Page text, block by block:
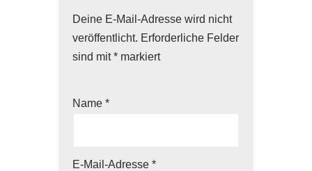
Deine E-Mail-Adresse wird nicht
veröffentlicht. Erforderliche Felder
sind mit* markiert
Name *
E-Mail-Adresse *